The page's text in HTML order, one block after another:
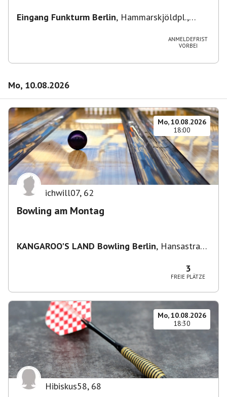
Eingang Funkturm Berlin, Hammarskjöldpl.,
ANMELDEFRIST
VORBEI
Mo, 10.08.2026
Mo, 10.08.2026
18:00
ichwill07, 62
Bowling am Montag
KANGAROO'S LAND Bowling Berlin, Hansastraße
3
FREIE PLÄTZE
Mo, 10.08.2026
18:30
Hibiskus58, 68